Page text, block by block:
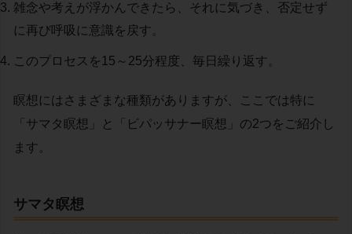
雑念や考えが浮かんできたら、それに気づき、否定せず
に再び呼吸に意識を戻す。
このプロセスを15～25分程度、毎日繰り返す。
瞑想にはさまざまな種類がありますが、ここでは特に
「サマタ瞑想」と「ビパッサナー瞑想」の2つをご紹介し
ます。
サマタ瞑想